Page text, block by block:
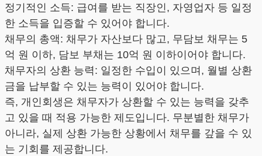
정기적인 소득: 급여를 받는 직장인, 자영업자 등 일정
한 소득을 입증할 수 있어야 합니다.
채무의 총액: 채무가 자산보다 많고, 무담보 채무는 5
억 원 이하, 담보 부채는 10억 원 이하이어야 합니다.
채무자의 상환 능력: 일정한 수입이 있으며, 월별 상환
금을 납부할 수 있는 능력이 있어야 합니다.
즉, 개인회생은 채무자가 상환할 수 있는 능력을 갖추
고 있을 때 적용 가능한 제도입니다. 무분별한 채무가
아니라, 실제 상환 가능한 상황에서 채무를 갚을 수 있
는 기회를 제공합니다.